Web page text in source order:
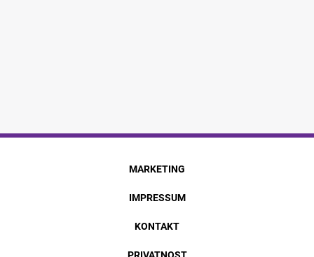
MARKETING
IMPRESSUM
KONTAKT